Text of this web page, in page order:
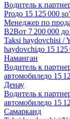
Водитель к
Proдо 15 125 000
Менеджер по
B2Bот 7 200 000 до
Taksi haydovchisi /
haydovchiдо 15 125
Наманган
Водитель к
автомобиледо 15
Денау
Водитель к
автомобиледо 15
Самарканд